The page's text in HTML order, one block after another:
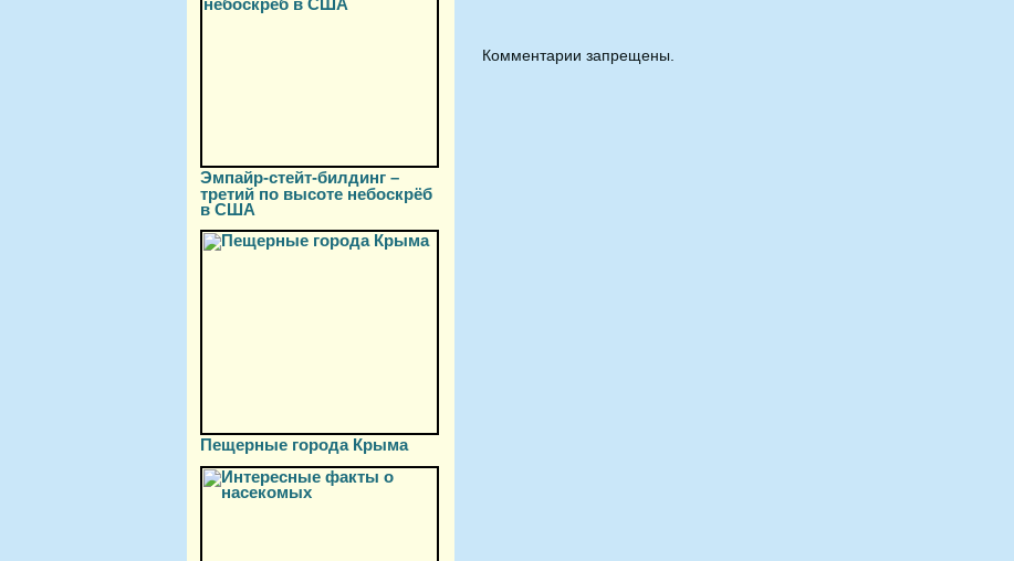
Эмпайр-стейт-билдинг –
третий по высоте небоскрёб
в США
Пещерные города Крыма
Комментарии запрещены.